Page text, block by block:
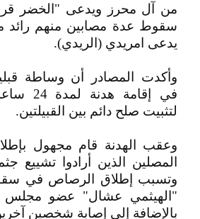
من آل محرز ويدعى "الخضر
سقوط عدة مصابين منهم رائد
يدعى امريدي (الريدي).
وأكدت المصادر أن وساطة
في
لتثبيت صلح دائم بين القبيلتين.
وعقب الهدنة قام مجهول
المصلين الذين أرادوا تشييع
وتسبب إطلاق الرصاص في
"الهيثمي عشال" عضو مجلس
بالإضافة إلى إصابة شخصين